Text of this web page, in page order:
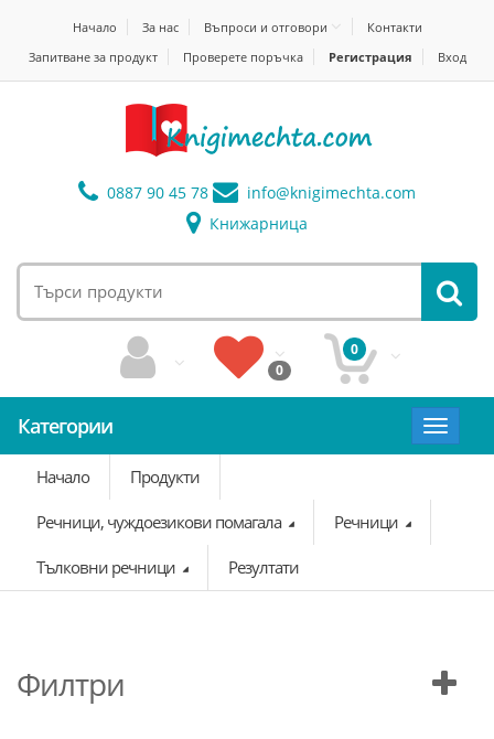
Начало За нас Въпроси и отговори
Контакти
Запитване за продукт
Проверете поръчка Регистрация Вход
0887 90 45 78 info@knigimechta.com
Книжарница
0
0
Категории
Toggle
Начало
Продукти
Речници, чуждоезикови помагала Речници
Тълковни речници Резултати
Филтри